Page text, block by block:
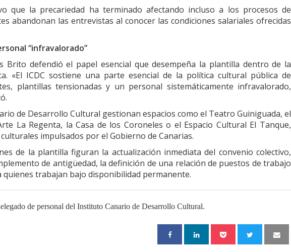
que la precariedad ha terminado afectando incluso a los procesos de
abandonan las entrevistas al conocer las condiciones salariales ofrecidas
“infravalorado”
Brito defendió el papel esencial que desempeña la plantilla dentro de la
«El ICDC sostiene una parte esencial de la política cultural pública de
plantillas tensionadas y un personal sistemáticamente infravalorado,
de Desarrollo Cultural gestionan espacios como el Teatro Guiniguada, el
La Regenta, la Casa de los Coroneles o el Espacio Cultural El Tanque,
impulsados por el Gobierno de Canarias.
de la plantilla figuran la actualización inmediata del convenio colectivo,
de antigüedad, la definición de una relación de puestos de trabajo
quienes trabajan bajo disponibilidad permanente.
de personal del Instituto Canario de Desarrollo Cultural.